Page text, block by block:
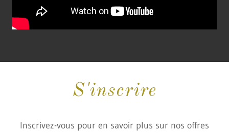
S'inscrire
Inscrivez-vous pour en savoir plus sur nos offres